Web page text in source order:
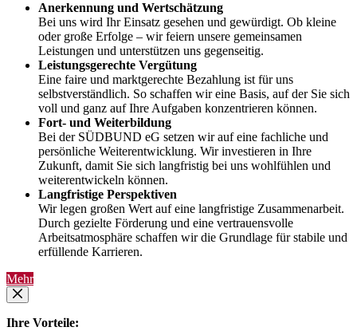
Anerkennung und Wertschätzung
Bei uns wird Ihr Einsatz gesehen und gewürdigt. Ob kleine
oder große Erfolge – wir feiern unsere gemeinsamen
Leistungen und unterstützen uns gegenseitig.
Leistungsgerechte Vergütung
Eine faire und marktgerechte Bezahlung ist für uns
selbstverständlich. So schaffen wir eine Basis, auf der Sie sich
voll und ganz auf Ihre Aufgaben konzentrieren können.
Fort- und Weiterbildung
Bei der SÜDBUND eG setzen wir auf eine fachliche und
persönliche Weiterentwicklung. Wir investieren in Ihre
Zukunft, damit Sie sich langfristig bei uns wohlfühlen und
weiterentwickeln können.
Langfristige Perspektiven
Wir legen großen Wert auf eine langfristige Zusammenarbeit.
Durch gezielte Förderung und eine vertrauensvolle
Arbeitsatmosphäre schaffen wir die Grundlage für stabile und
erfüllende Karrieren.
Mehr
Ihre Vorteile: